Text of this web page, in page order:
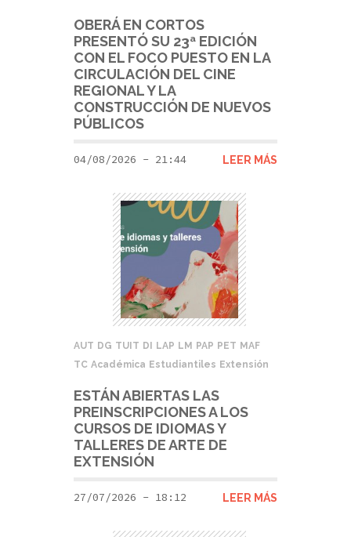
OBERÁ EN CORTOS
PRESENTÓ SU 23ª EDICIÓN
CON EL FOCO PUESTO EN LA
CIRCULACIÓN DEL CINE
REGIONAL Y LA
CONSTRUCCIÓN DE NUEVOS
PÚBLICOS
04/08/2026 - 21:44 LEER MÁS
AUT DG TUIT DI LAP LM PAP PET MAF
TC Académica Estudiantiles Extensión
ESTÁN ABIERTAS LAS
PREINSCRIPCIONES A LOS
CURSOS DE IDIOMAS Y
TALLERES DE ARTE DE
EXTENSIÓN
27/07/2026 - 18:12 LEER MÁS